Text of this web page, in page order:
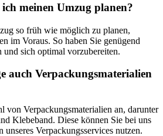
meinen Umzug planen?
so früh wie möglich zu planen,
im Voraus. So haben Sie genügend
sich optimal vorzubereiten.
auch Verpackungsmaterialien
von Verpackungsmaterialien an, darunter
Klebeband. Diese können Sie bei uns
unseres Verpackungsservices nutzen.